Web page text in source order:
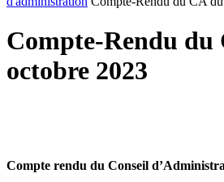
Compte-Rendu du
octobre 2023
Compte rendu du Conseil